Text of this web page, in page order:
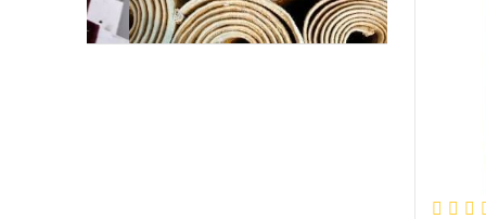
0.8x1.6
0.8x1.7